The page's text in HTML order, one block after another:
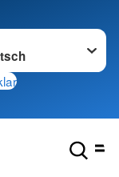
wechseln zu